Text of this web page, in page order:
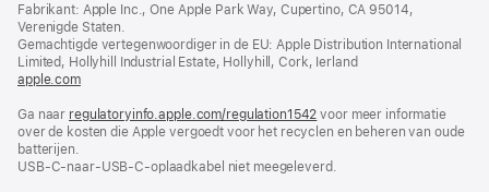
nieuw
geopend)
Fabrikant: Apple Inc., One Apple Park Way, Cupertino, CA 95014,
Verenigde Staten.
Gemachtigde vertegenwoordiger in de EU: Apple Distribution International
Limited, Hollyhill Industrial Estate, Hollyhill, Cork, Ierland
apple.com(wordt
nieuw
venster
Ga naar regulatoryinfo.apple.com/regulation1542 (wordt
in
venster
voor meer informatie
over de kosten die Apple vergoedt voor het recyclen en beheren van oude
batterijen.
USB-C-naar-USB-C-oplaadkabel niet meegeleverd.